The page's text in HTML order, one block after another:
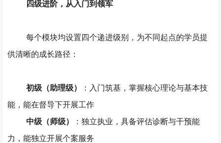
四级进阶，从入门到领军
每个模块均设置四个递进级别，为不同起点的学员提
供清晰的成长路径：
初级（助理级）
：入门筑基，掌握核心理论与基本技
能，能在督导下开展工作
中级（师级）
：独立执业，具备评估诊断与干预能
力，能独立开展个案服务